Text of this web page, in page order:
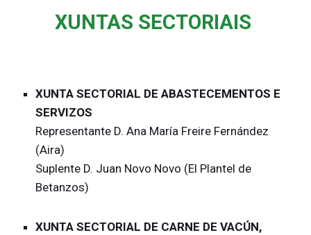
XUNTAS SECTORIAIS
XUNTA SECTORIAL DE ABASTECEMENTOS E
SERVIZOS
Representante D. Ana María Freire Fernández
(Aira)
Suplente D. Juan Novo Novo (El Plantel de
Betanzos)
XUNTA SECTORIAL DE CARNE DE VACÚN,